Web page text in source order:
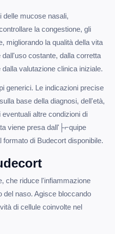
delle mucose nasali,
la congestione, gli
migliorando la qualità della vita
costante, dalla corretta
valutazione clinica iniziale.
generici. Le indicazioni precise
base della diagnosi, dell'età,
altre condizioni di
viene presa dall'├⌐quipe
di Budecort disponibile.
che riduce l'infiammazione
del naso. Agisce bloccando
di cellule coinvolte nel